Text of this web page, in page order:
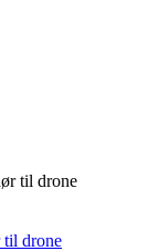
til drone
til drone